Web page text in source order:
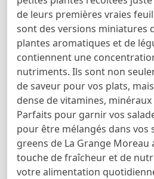
de leurs premières vraies
sont des versions miniatures
plantes aromatiques et de
contiennent une
nutriments. Ils sont non
de saveur pour vos plats,
dense de vitamines,
Parfaits pour garnir vos
pour être mélangés dans vos
greens de La Grange
touche de fraîcheur et de
votre alimentation